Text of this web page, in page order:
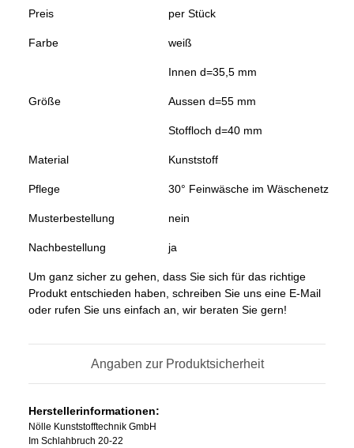
Preis per Stück
Farbe weiß
Größe
Innen d=35,5 mm
Aussen d=55 mm
Stoffloch d=40 mm
Material Kunststoff
Pflege 30° Feinwäsche im Wäschenetz
Musterbestellung nein
Nachbestellung ja
Um ganz sicher zu gehen, dass Sie sich für das richtige
Produkt entschieden haben, schreiben Sie uns eine E-Mail
oder rufen Sie uns einfach an, wir beraten Sie gern!
Angaben zur Produktsicherheit
Herstellerinformationen:
Nölle Kunststofftechnik GmbH
Im Schlahbruch 20-22